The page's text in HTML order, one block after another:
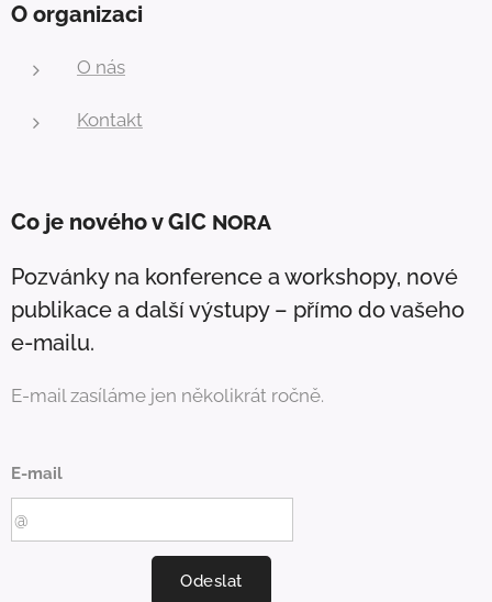
O organizaci
O nás
Kontakt
Co je nového v GIC NORA
Pozvánky na konference a workshopy, nové
publikace a další výstupy – přímo do vašeho
e-mailu.
E-mail zasíláme jen několikrát ročně.
E-mail
Odeslat